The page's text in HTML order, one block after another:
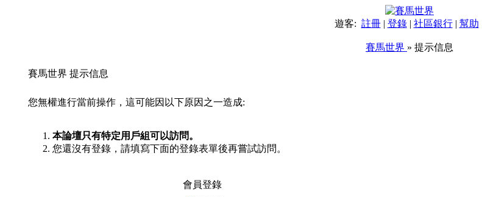
遊客: 註冊| 登錄| 社區銀行| 幫助
賽馬世界 » 提示信息
賽馬世界 提示信息
您無權進行當前操作，這可能因以下原因之一造成:
本論壇只有特定用戶組可以訪問。
您還沒有登錄，請填寫下面的登錄表單後再嘗試訪問。
會員登錄